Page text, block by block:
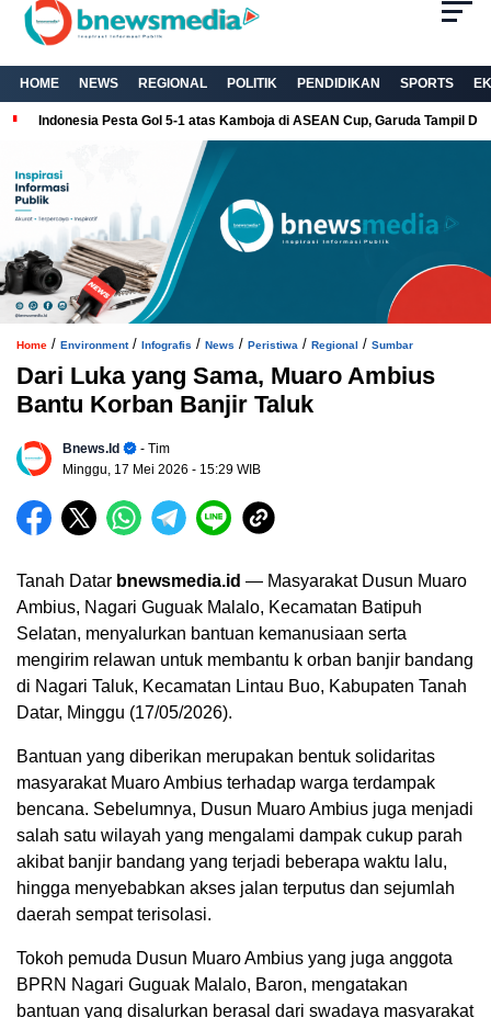
HOME NEWS REGIONAL POLITIK PENDIDIKAN SPORTS
Indonesia Pesta Gol 5-1 atas Kamboja di ASEAN Cup, Garuda Tampil
Home / Environment/ Infografis / News / Peristiwa / Regional / Sumbar
Dari Luka yang Sama, Muaro Ambius
Bantu Korban Banjir Taluk
Bnews.id
- Tim
Minggu, 17 Mei 2026 - 15:29 WIB
Tanah Datar bnewsmedia.id — Masyarakat Dusun Muaro
Ambius, Nagari Guguak Malalo, Kecamatan Batipuh
Selatan, menyalurkan bantuan kemanusiaan serta
mengirim relawan untuk membantu k orban banjir bandang
di Nagari Taluk, Kecamatan Lintau Buo, Kabupaten Tanah
Datar, Minggu (17/05/2026).
Bantuan yang diberikan merupakan bentuk solidaritas
masyarakat Muaro Ambius terhadap warga terdampak
bencana. Sebelumnya, Dusun Muaro Ambius juga menjadi
salah satu wilayah yang mengalami dampak cukup parah
akibat banjir bandang yang terjadi beberapa waktu lalu,
hingga menyebabkan akses jalan terputus dan sejumlah
daerah sempat terisolasi.
Tokoh pemuda Dusun Muaro Ambius yang juga anggota
BPRN Nagari Guguak Malalo, Baron, mengatakan
bantuan yang disalurkan berasal dari swadaya masyarakat
. Ukuran gambar 480px x 600px